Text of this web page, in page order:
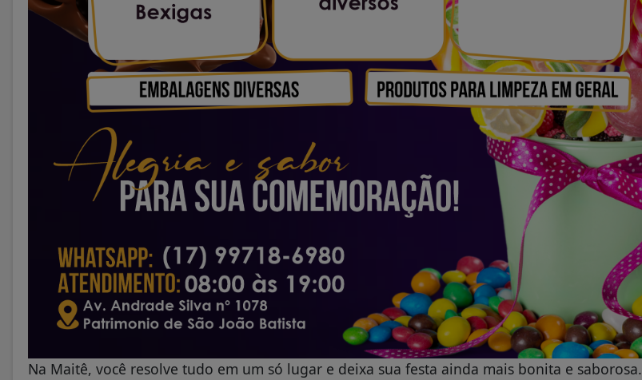
Na Maitê, você resolve tudo em um só lugar e deixa sua festa ainda mais bonita e saborosa.